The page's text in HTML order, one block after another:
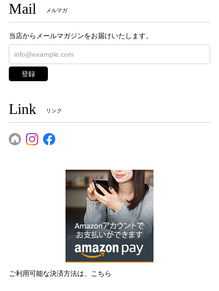
Mail メルマガ
当店からメールマガジンをお届けいたします。
登録
Link リンク
ご利用可能な決済方法は、こちら